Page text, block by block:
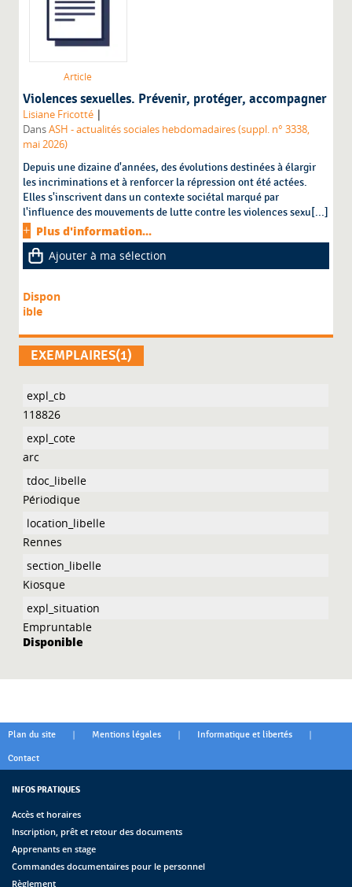
Article
Violences sexuelles. Prévenir, protéger, accompagner
Lisiane Fricotté |
DansASH - actualités sociales hebdomadaires (suppl. n° 3338,
mai 2026)
Depuis une dizaine d'années, des évolutions destinées à élargir
les incriminations et à renforcer la répression ont été actées.
Elles s'inscrivent dans un contexte sociétal marqué par
l'influence des mouvements de lutte contre les violences sexu[...]
Plus d'information...
Ajouter à ma sélection
Dispon
ible
EXEMPLAIRES(1)
118826
arc
Périodique
Rennes
Kiosque
Empruntable
Disponible
Plan du site | Mentions légales | Informatique et libertés |
Contact
INFOS PRATIQUES
Accès et horaires
Inscription, prêt et retour des documents
Apprenants en stage
Commandes documentaires pour le personnel
Règlement